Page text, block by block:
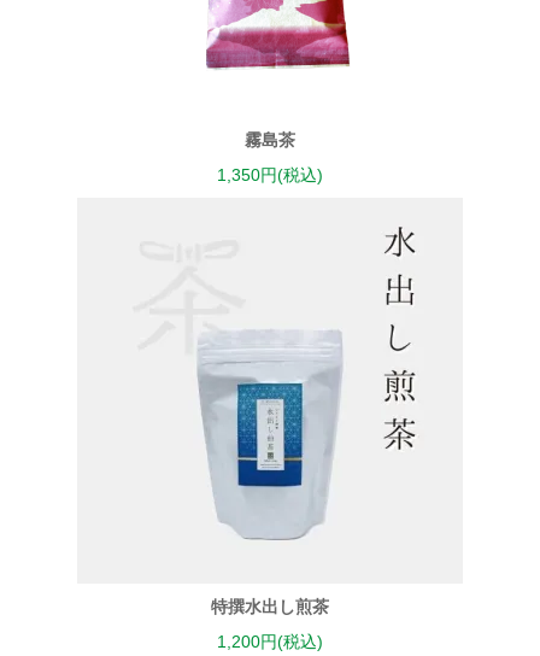
霧島茶
1,350円(税込)
特撰水出し煎茶
1,200円(税込)